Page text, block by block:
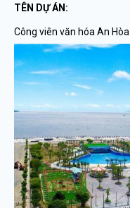
TÊN DỰ ÁN:
Công viên văn hóa An Hòa